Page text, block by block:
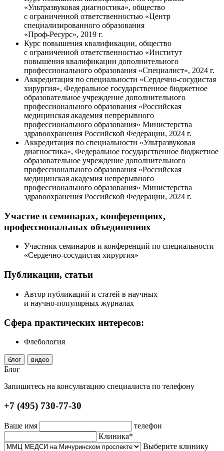
«Ультразвуковая диагностика», общество
с ограниченной ответственностью «Центр
специализированного образования
«Проф-Ресурс», 2019 г.
Курс повышения квалификации, общество
с ограниченной ответственностью «Институт
повышения квалификации дополнительного
профессионального образования «Специалист», 2024 г.
Аккредитация по специальности «Сердечно-сосудистая
хирургия», Федеральное государственное бюджетное
образовательное учреждение дополнительного
профессионального образования «Российская
медицинская академия непрерывного
профессионального образования» Министерства
здравоохранения Российской Федерации, 2024 г.
Аккредитация по специальности «Ультразвуковая
диагностика», Федеральное государственное бюджетное
образовательное учреждение дополнительного
профессионального образования «Российская
медицинская академия непрерывного
профессионального образования» Министерства
здравоохранения Российской Федерации, 2024 г.
Участие в семинарах, конференциях,
профессиональных объединениях
Участник семинаров и конференций по специальности
«Сердечно-сосудистая хирургия»
Публикации, статьи
Автор публикаций и статей в научных
и научно-популярных журналах
Сфера практических интересов:
Флебология
блог видео
Блог
Запишитесь на консультацию специалиста по телефону
+7 (495) 730-77-30
Ваше имя
телефон
Клиника*
Выберите клинику